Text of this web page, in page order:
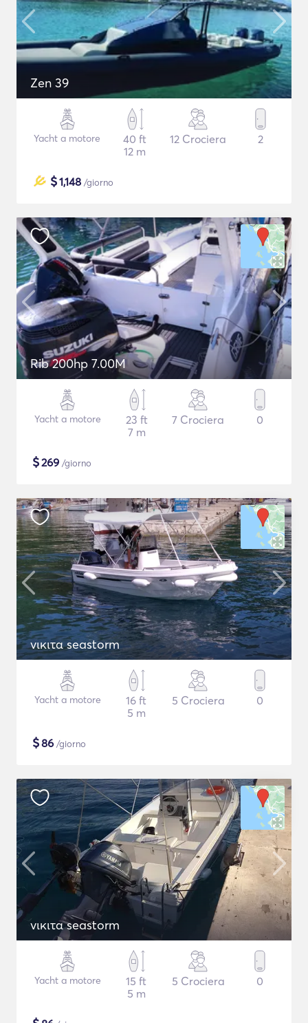
Zen 39
Yacht a motore
40 ft
12 m
12 Crociera 2
$1,148 /giorno
Rib 200hp 7.00M
Yacht a motore
23 ft
7 m
7 Crociera 0
$269 /giorno
νικιτα seastorm
Yacht a motore
16 ft
5 m
5 Crociera 0
$86 /giorno
νικιτα seastorm
Yacht a motore
15 ft
5 m
5 Crociera 0